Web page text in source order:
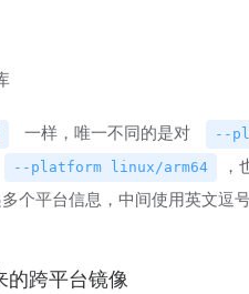
一样，唯一不同的是对 --
--platform linux/arm64 ，
个平台信息，中间使用英文逗
跨平台镜像